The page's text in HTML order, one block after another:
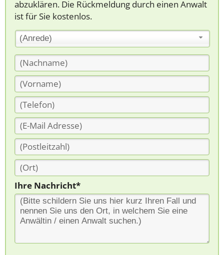
abzuklären. Die Rückmeldung durch einen Anwalt
ist für Sie kostenlos.
(Anrede)
Ihre Nachricht*